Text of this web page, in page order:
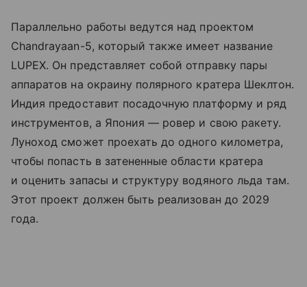
Параллельно работы ведутся над проектом
Chandrayaan-5, который также имеет название
LUPEX. Он представляет собой отправку пары
аппаратов на окраину полярного кратера Шеклтон.
Индия предоставит посадочную платформу и ряд
инструментов, а Япония — ровер и свою ракету.
Луноход сможет проехать до одного километра,
чтобы попасть в затененные области кратера
и оценить запасы и структуру водяного льда там.
Этот проект должен быть реализован до 2029
года.